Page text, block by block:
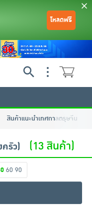
โหลดฟรี
สินค้าแนะนำเทศกาลตรุษจีน
รัว) (13 สินค้า)
60 90